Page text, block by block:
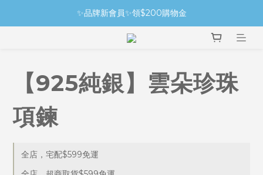
✨品牌新會員✨領$200購物金
【925純銀】雲朵珍珠
項鍊
全店，宅配$599免運